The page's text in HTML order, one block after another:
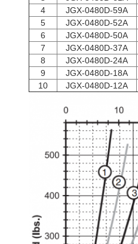
4
JGX-0480D-59A
5
JGX-0480D-52A
6
JGX-0480D-50A
7
JGX-0480D-37A
8
JGX-0480D-24A
9
JGX-0480D-18A
10
JGX-0480D-12A